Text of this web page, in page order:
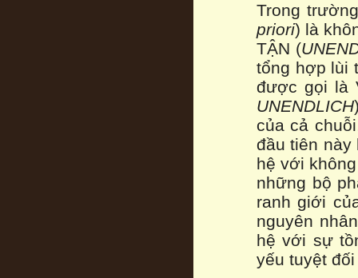
Trong
priori) là
TẬN (
tổng hợp lùi
được gọi là
UNENDLICH
của cả
đầu tiên này
hệ với
những bộ
ranh giới
nguyên
hệ với sự
yếu tuyệt